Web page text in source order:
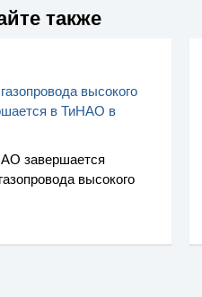
также
высокого
в ТиНАО в
завершается
высокого